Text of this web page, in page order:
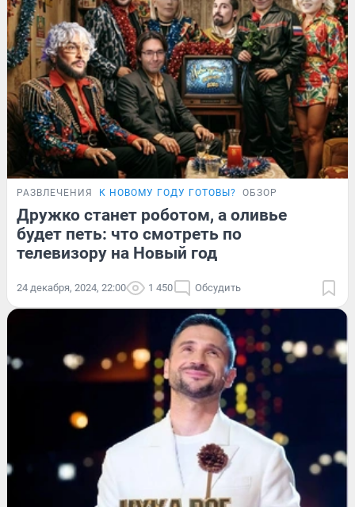
РАЗВЛЕЧЕНИЯ К НОВОМУ ГОДУ ГОТОВЫ? ОБЗОР
Дружко станет роботом, а оливье
будет петь: что смотреть по
телевизору на Новый год
24 декабря, 2024, 22:00 1 450 Обсудить